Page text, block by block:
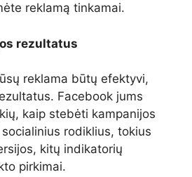
reklamą tinkamai.
rezultatus
reklama būtų efektyvi,
Facebook jums
kaip stebėti kampanijos
rodiklius, tokius
kitų indikatorių
pirkimai.